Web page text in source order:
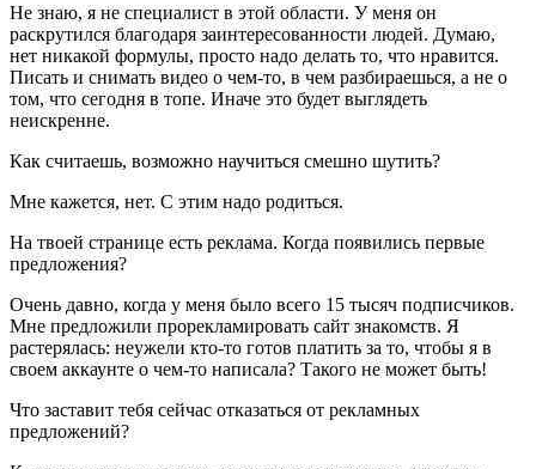
Не знаю, я не специалист в этой области. У меня он
раскрутился благодаря заинтересованности людей. Думаю,
нет никакой формулы, просто надо делать то, что нравится.
Писать и снимать видео о чем-то, в чем разбираешься, а не о
том, что сегодня в топе. Иначе это будет выглядеть
неискренне.
Как считаешь, возможно научиться смешно шутить?
Мне кажется, нет. С этим надо родиться.
На твоей странице есть реклама. Когда появились первые
предложения?
Очень давно, когда у меня было всего 15 тысяч подписчиков.
Мне предложили прорекламировать сайт знакомств. Я
растерялась: неужели кто-то готов платить за то, чтобы я в
своем аккаунте о чем-то написала? Такого не может быть!
Что заставит тебя сейчас отказаться от рекламных
предложений?